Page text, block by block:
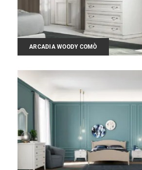
ARCADIA WOODY COMÒ